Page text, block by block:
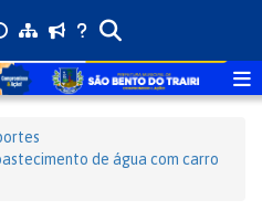
de água com carro